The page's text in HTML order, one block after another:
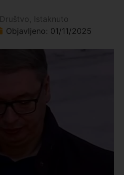
Društvo
Istaknuto
Objavljeno: 01/11/2025